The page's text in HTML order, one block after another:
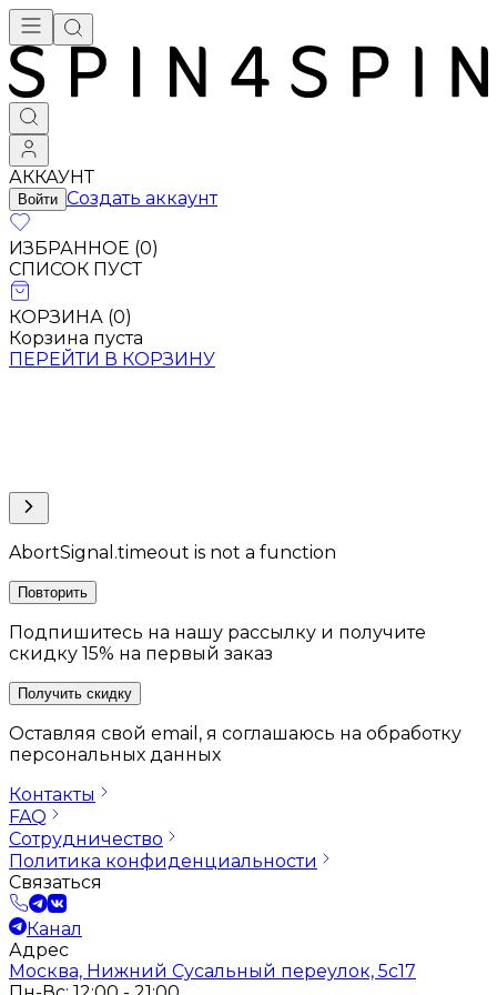
АККАУНТ
Войти Создать аккаунт
ИЗБРАННОЕ (0)
СПИСОК ПУСТ
КОРЗИНА (0)
Корзина пуста
ПЕРЕЙТИ В КОРЗИНУ
AbortSignal.timeout is not a function
Повторить
Подпишитесь на нашу рассылку и получите
скидку 15% на первый заказ
Получить скидку
Оставляя свой email, я соглашаюсь на обработку
персональных данных
Контакты
FAQ
Сотрудничество
Политика конфиденциальности
Связаться
Канал
Адрес
Москва, Нижний Сусальный переулок, 5с17